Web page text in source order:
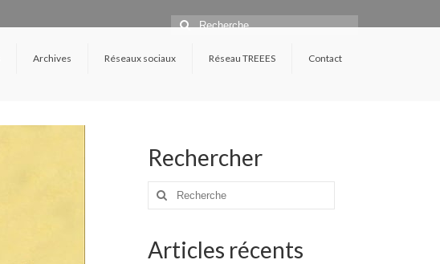
Rechercher
Archives Réseaux sociaux Réseau TREEES Contact
Rechercher
Rechercher
Articles récents